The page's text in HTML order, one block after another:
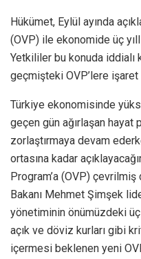
Hükümet, Eylül ayında
(OVP) ile ekonomide üç
Yetkililer bu konuda iddialı
geçmişteki OVP’lere işaret
Türkiye ekonomisinde
geçen gün ağırlaşan hayat
zorlaştırmaya devam
ortasına kadar
Program’a (OVP)
Bakanı Mehmet Şimşek
yönetiminin önümüzdeki
açık ve döviz kurları gibi
içermesi beklenen yeni